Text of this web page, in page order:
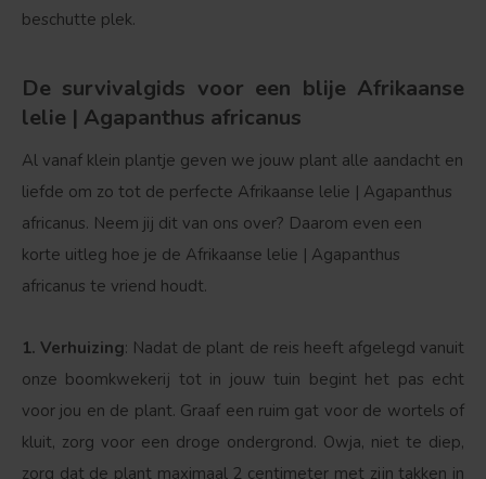
beschutte plek.
De survivalgids voor een blije Afrikaanse
lelie | Agapanthus africanus
Al vanaf klein plantje geven we jouw plant alle aandacht en
liefde om zo tot de perfecte Afrikaanse lelie | Agapanthus
africanus. Neem jij dit van ons over? Daarom even een
korte uitleg hoe je de Afrikaanse lelie | Agapanthus
africanus te vriend houdt.
1. Verhuizing: Nadat de plant de reis heeft afgelegd vanuit
onze boomkwekerij tot in jouw tuin begint het pas echt
voor jou en de plant. Graaf een ruim gat voor de wortels of
kluit, zorg voor een droge ondergrond. Owja, niet te diep,
zorg dat de plant maximaal 2 centimeter met zijn takken in